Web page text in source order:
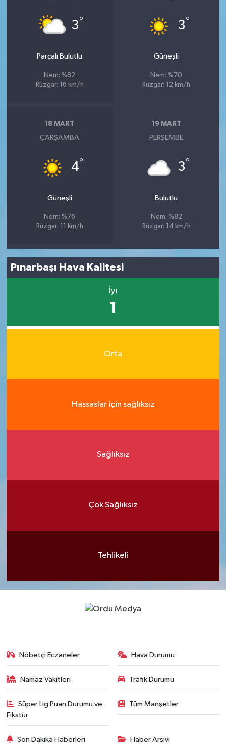
3°
Parçalı Bulutlu
Nem: %82
Rüzgar: 16 km/h
3°
Güneşli
Nem: %70
Rüzgar: 12 km/h
18 MART
ÇARŞAMBA
4°
Güneşli
Nem: %76
Rüzgar: 11 km/h
19 MART
PERŞEMBE
3°
Bulutlu
Nem: %82
Rüzgar: 14 km/h
Pınarbaşı Hava Kalitesi
İyi
1
Orta
Hassaslar için sağlıksız
Sağlıksız
Çok Sağlıksız
Tehlikeli
Nöbetçi Eczaneler Hava Durumu
Namaz Vakitleri Trafik Durumu
Süper Lig Puan Durumu ve
Fikstür
Tüm Manşetler
Son Dakika Haberleri Haber Arşivi